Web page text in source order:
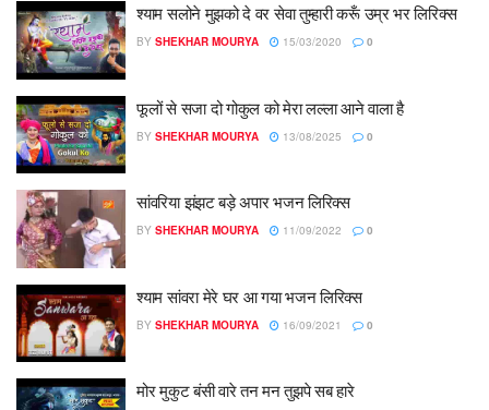
श्याम सलोने मुझको दे वर सेवा तुम्हारी करूँ उम्र भर लिरिक्स
BY SHEKHAR MOURYA 15/03/2020 0
फूलों से सजा दो गोकुल को मेरा लल्ला आने वाला है
BY SHEKHAR MOURYA 13/08/2025 0
सांवरिया झंझट बड़े अपार भजन लिरिक्स
BY SHEKHAR MOURYA 11/09/2022 0
श्याम सांवरा मेरे घर आ गया भजन लिरिक्स
BY SHEKHAR MOURYA 16/09/2021 0
मोर मुकुट बंसी वारे तन मन तुझपे सब हारे